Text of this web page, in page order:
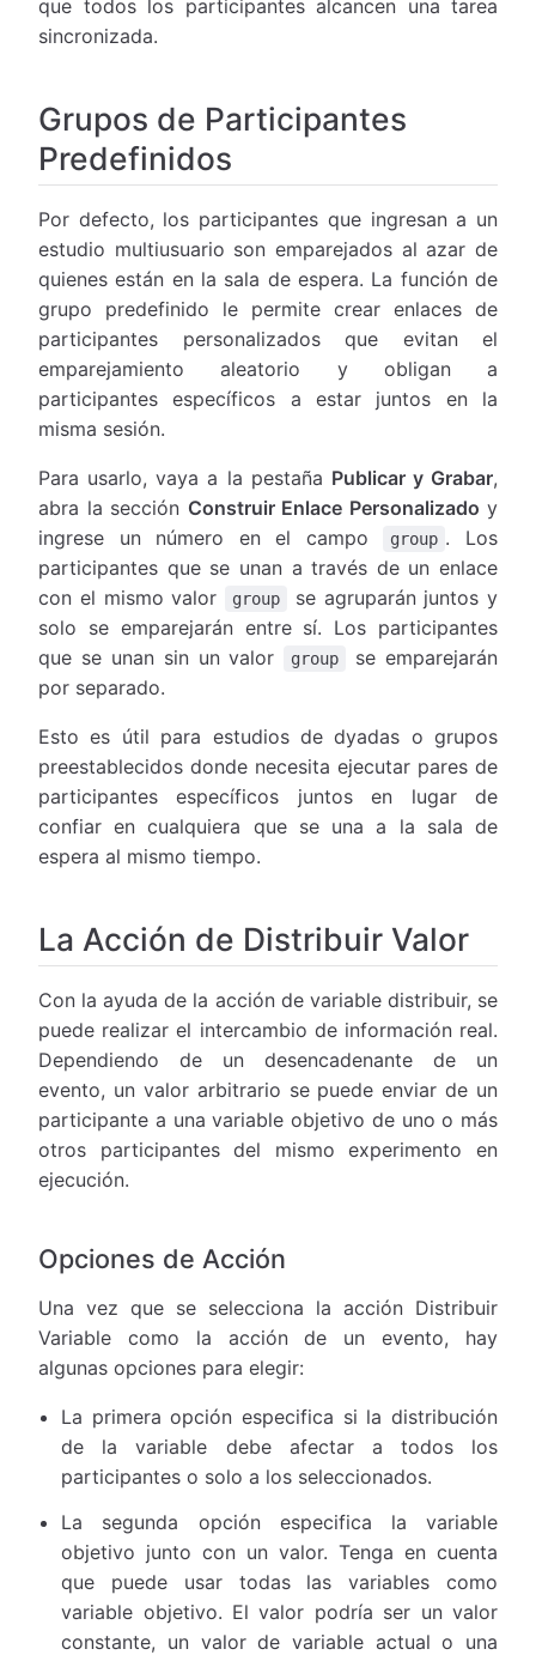
que todos los participantes alcancen una tarea
sincronizada.
Grupos de Participantes
Predefinidos
Por defecto, los participantes que ingresan a un
estudio multiusuario son emparejados al azar de
quienes están en la sala de espera. La función de
grupo predefinido le permite crear enlaces de
participantes personalizados que evitan el
emparejamiento aleatorio y obligan a
participantes específicos a estar juntos en la
misma sesión.
Para usarlo, vaya a la pestaña Publicar y Grabar,
abra la sección Construir Enlace Personalizado y
ingrese un número en el campo
group . Los
participantes que se unan a través de un enlace
con el mismo valor
group
se agruparán juntos y
solo se emparejarán entre sí. Los participantes
que se unan sin un valor
group
se emparejarán
por separado.
Esto es útil para estudios de dyadas o grupos
preestablecidos donde necesita ejecutar pares de
participantes específicos juntos en lugar de
confiar en cualquiera que se una a la sala de
espera al mismo tiempo.
La Acción de Distribuir Valor
Con la ayuda de la acción de variable distribuir, se
puede realizar el intercambio de información real.
Dependiendo de un desencadenante de un
evento, un valor arbitrario se puede enviar de un
participante a una variable objetivo de uno o más
otros participantes del mismo experimento en
ejecución.
Opciones de Acción
Una vez que se selecciona la acción Distribuir
Variable como la acción de un evento, hay
algunas opciones para elegir:
La primera opción especifica si la distribución
de la variable debe afectar a todos los
participantes o solo a los seleccionados.
La segunda opción especifica la variable
objetivo junto con un valor. Tenga en cuenta
que puede usar todas las variables como
variable objetivo. El valor podría ser un valor
constante, un valor de variable actual o una